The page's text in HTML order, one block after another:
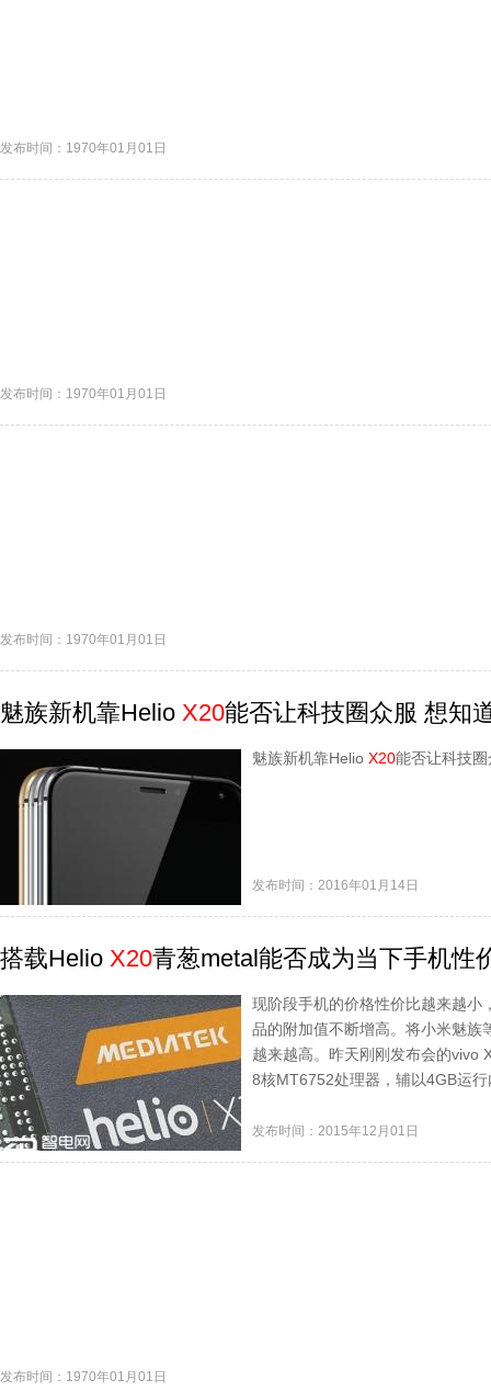
发布时间：1970年01月01日
发布时间：1970年01月01日
发布时间：1970年01月01日
魅族新机靠Helio X20能否让科技圈众服 想知
魅族新机靠Helio X20能否让科技
发布时间：2016年01月14日
搭载Helio X20青葱metal能否成为当下手机性
现阶段手机的价格性价比越来越小
品的附加值不断增高。将小米魅族
越来越高。昨天刚刚发布会的vivo
8核MT6752处理器，辅以4GB运
发布时间：2015年12月01日
发布时间：1970年01月01日